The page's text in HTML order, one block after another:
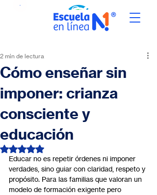
Cómo enseñar sin
imponer: crianza
consciente y
educación
2 min de lectura
Obtuvo NaN de 5 estrellas.
Educar no es repetir órdenes ni imponer
verdades, sino guiar con claridad, respeto y
propósito. Para las familias que valoran un
modelo de formación exigente pero